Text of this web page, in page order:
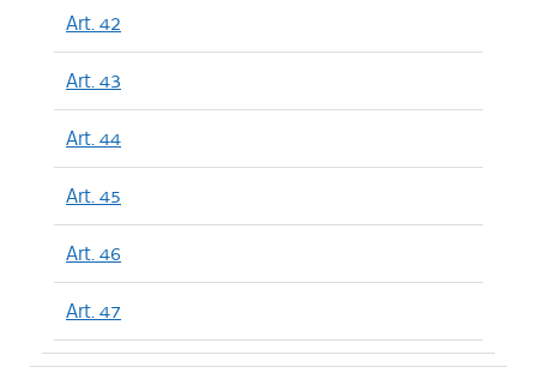
Art. 42
Art. 43
Art. 44
Art. 45
Art. 46
Art. 47